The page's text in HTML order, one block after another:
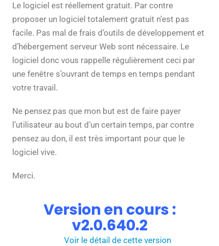
Le logiciel est réellement gratuit. Par contre
proposer un logiciel totalement gratuit n’est pas
facile. Pas mal de frais d’outils de développement et
d’hébergement serveur Web sont nécessaire. Le
logiciel donc vous rappelle régulièrement ceci par
une fenêtre s’ouvrant de temps en temps pendant
votre travail.
Ne pensez pas que mon but est de faire payer
l’utilisateur au bout d’un certain temps, par contre
pensez au don, il est très important pour que le
logiciel vive.
Merci.
Version en cours :
v2.0.640.2
Voir le détail de cette version